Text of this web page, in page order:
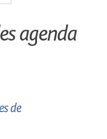
agenda
de